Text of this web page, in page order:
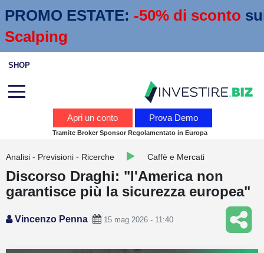
PROMO ESTATE: -50% di sconto
Scalping
SHOP
Webinar
Apri un conto Prova Demo
Tramite Broker Sponsor Regolamentato in Europa
Analisi - Previsioni - Ricerche Caffè e Mercati
Discorso Draghi: "l'America non
garantisce più la sicurezza europea"
Vincenzo Penna 15 mag 2026 - 11:40